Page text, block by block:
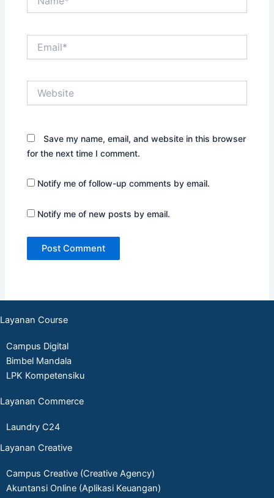
Save my name, email, and website in this browser
for the next time I comment.
Notify me of follow-up comments by email.
Notify me of new posts by email.
Layanan Course
Campus Digital
Bimbel Mandala
LPK Kompetensiku
Layanan Commerce
Laundry C24
Layanan Creative
Campus Creative (Creative Agency)
Akuntansi Online (Aplikasi Keuangan)